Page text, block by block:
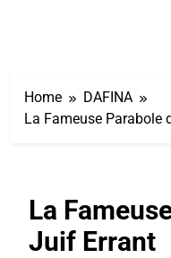
Home
DAFINA
La Fameuse Parabole
La
Juif Errant